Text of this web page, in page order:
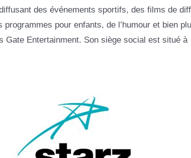
des événements sportifs, des films de
pour enfants, de l’humour et bien
Gate Entertainment. Son siège social est situé à